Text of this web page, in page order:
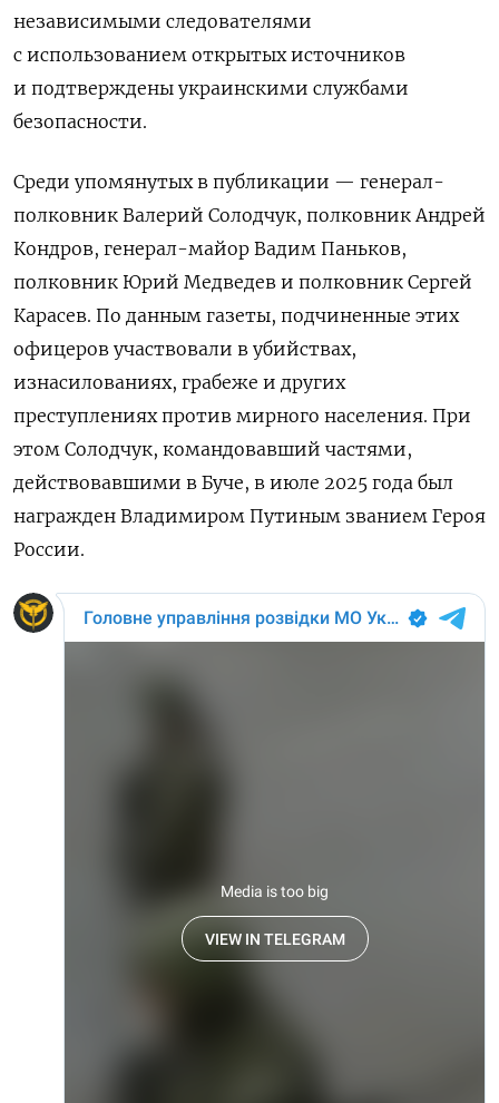
независимыми следователями
с использованием открытых источников
и подтверждены украинскими службами
безопасности.
Среди упомянутых в публикации — генерал-
полковник Валерий Солодчук, полковник Андрей
Кондров, генерал-майор Вадим Паньков,
полковник Юрий Медведев и полковник Сергей
Карасев. По данным газеты, подчиненные этих
офицеров участвовали в убийствах,
изнасилованиях, грабеже и других
преступлениях против мирного населения. При
этом Солодчук, командовавший частями,
действовавшими в Буче, в июле 2025 года был
награжден Владимиром Путиным званием Героя
России.